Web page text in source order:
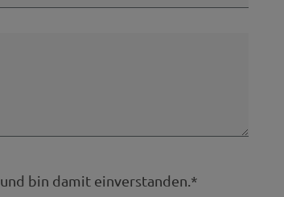
und bin damit einverstanden.*